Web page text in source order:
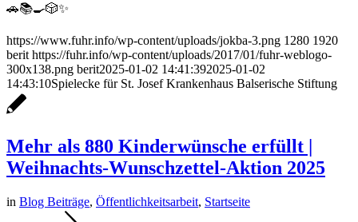
🚗📚🍳🎲✨
https://www.fuhr.info/wp-content/uploads/jokba-3.png 1280 1920
berit https://fuhr.info/wp-content/uploads/2017/01/fuhr-weblogo-
300x138.png berit2025-01-02 14:41:392025-01-02
14:43:10Spielecke für St. Josef Krankenhaus Balserische Stiftung
Mehr als 880 Kinderwünsche erfüllt |
Weihnachts-Wunschzettel-Aktion 2025
in Blog Beiträge, Öffentlichkeitsarbeit, Startseite